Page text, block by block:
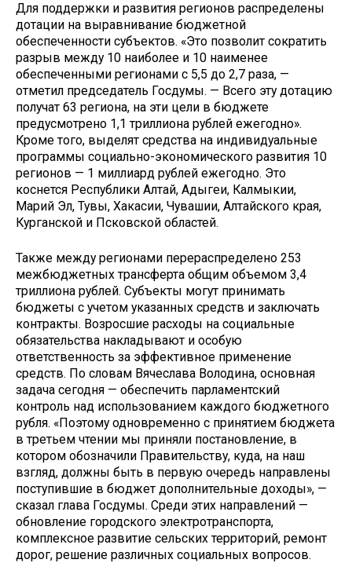
Для поддержки и развития регионов распределены
дотации на выравнивание бюджетной
обеспеченности субъектов. «Это позволит сократить
разрыв между 10 наиболее и 10 наименее
обеспеченными регионами с 5,5 до 2,7 раза, —
отметил председатель Госдумы. — Всего эту дотацию
получат 63 региона, на эти цели в бюджете
предусмотрено 1,1 триллиона рублей ежегодно».
Кроме того, выделят средства на индивидуальные
программы социально-экономического развития 10
регионов — 1 миллиард рублей ежегодно. Это
коснется Республики Алтай, Адыгеи, Калмыкии,
Марий Эл, Тувы, Хакасии, Чувашии, Алтайского края,
Курганской и Псковской областей.
Также между регионами перераспределено 253
межбюджетных трансферта общим объемом 3,4
триллиона рублей. Субъекты могут принимать
бюджеты с учетом указанных средств и заключать
контракты. Возросшие расходы на социальные
обязательства накладывают и особую
ответственность за эффективное применение
средств. По словам Вячеслава Володина, основная
задача сегодня — обеспечить парламентский
контроль над использованием каждого бюджетного
рубля. «Поэтому одновременно с принятием бюджета
в третьем чтении мы приняли постановление, в
котором обозначили Правительству, куда, на наш
взгляд, должны быть в первую очередь направлены
поступившие в бюджет дополнительные доходы», —
сказал глава Госдумы. Среди этих направлений —
обновление городского электротранспорта,
комплексное развитие сельских территорий, ремонт
дорог, решение различных социальных вопросов.